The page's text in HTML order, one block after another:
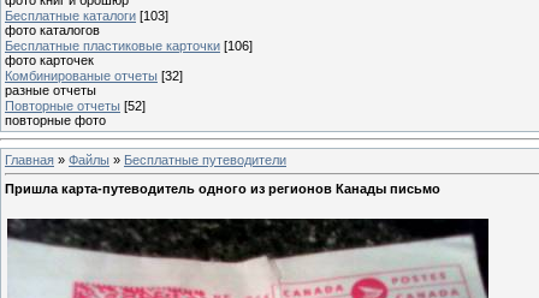
Бесплатные каталоги [103]
фото каталогов
Бесплатные пластиковые карточки [106]
фото карточек
Комбинированые отчеты [32]
разные отчеты
Повторные отчеты [52]
повторные фото
Главная » Файлы » Бесплатные путеводители
Пришла карта-путеводитель одного из регионов Канады письмо